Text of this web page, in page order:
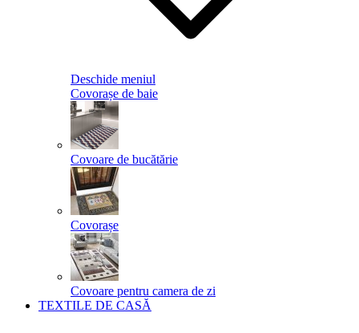
Deschide meniul
Covorașe de baie
Covoare de bucătărie
Covorașe
Covoare pentru camera de zi
TEXTILE DE CASĂ